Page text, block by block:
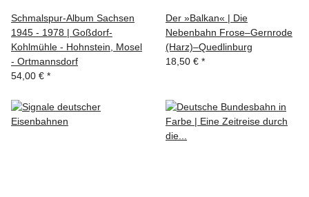
Schmalspur-Album Sachsen
1945 - 1978 | Goßdorf-
Kohlmühle - Hohnstein, Mosel
- Ortmannsdorf
54,00 € *
Der »Balkan« | Die
Nebenbahn Frose–Gernrode
(Harz)–Quedlinburg
18,50 € *